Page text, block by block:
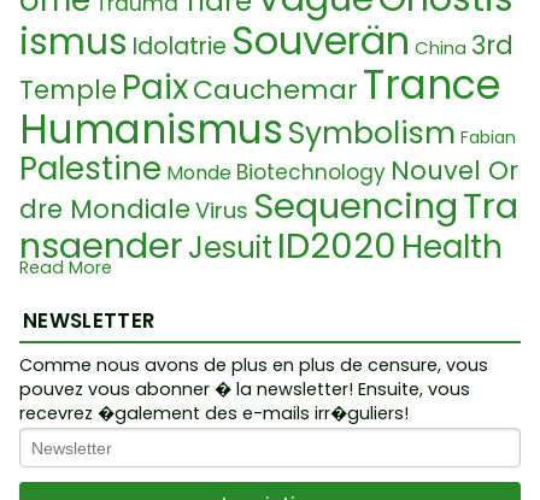
ismus Idolatrie Souverän China 3rd
Temple PaixCauchemarTrance
Humanismus Symbolism Fabian
Palestine Monde Biotechnology Nouvel Or
dre Mondiale Virus SequencingTra
nsgenderJesuit ID2020 Health
UFO Crise financière
exisCosetteTrudelTruMonShow
FaschismusControlled Oppositi
onMarionnetteManifestationEauMarc Gr
ay Opposition contrôlée Cashless SocietyPeace
Read More
NEWSLETTER
Comme nous avons de plus en plus de censure, vous
pouvez vous abonner � la newsletter! Ensuite, vous
recevrez �galement des e-mails irr�guliers!